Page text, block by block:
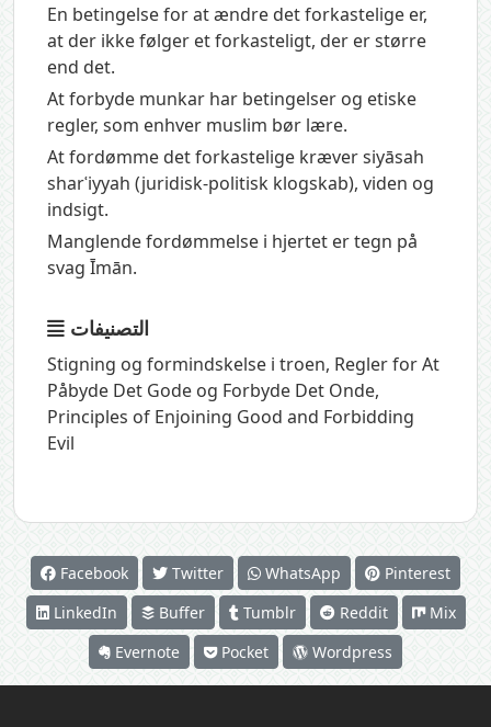
En betingelse for at ændre det forkastelige er,
at der ikke følger et forkasteligt, der er større
end det.
At forbyde munkar har betingelser og etiske
regler, som enhver muslim bør lære.
At fordømme det forkastelige kræver siyāsah
sharʿiyyah (juridisk-politisk klogskab), viden og
indsigt.
Manglende fordømmelse i hjertet er tegn på
svag Īmān.
التصنيفات
Stigning og formindskelse i troen, Regler for At
Påbyde Det Gode og Forbyde Det Onde,
Principles of Enjoining Good and Forbidding
Evil
Facebook Twitter WhatsApp
Pinterest
LinkedIn
Buffer Tumblr Reddit
Mix
Evernote
Pocket Wordpress